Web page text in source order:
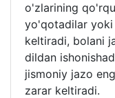
o'zlarining
yo'qotadilar
keltiradi, bolani
dildan
jismoniy jazo
zarar keltiradi.